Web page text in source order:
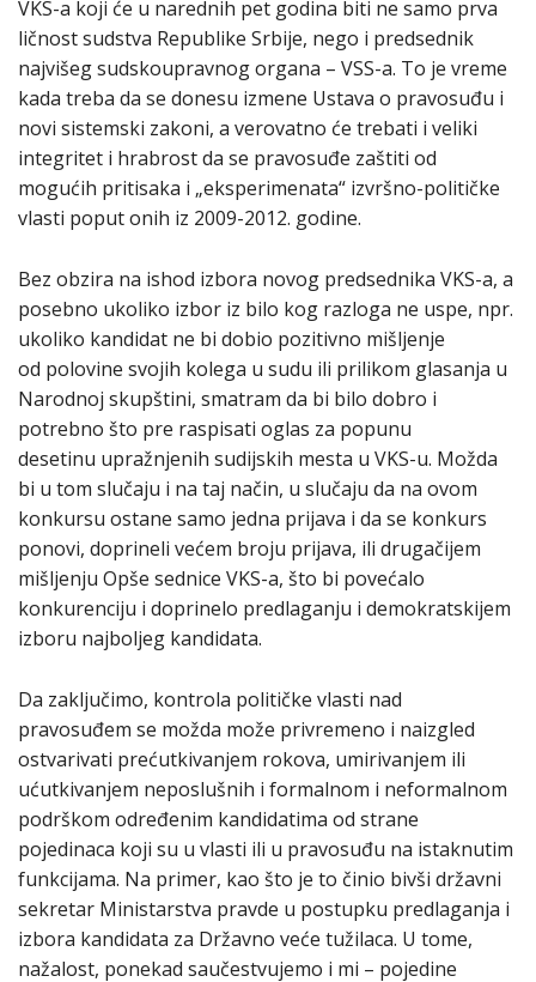
VKS-a koji će u narednih pet godina biti ne samo prva
ličnost sudstva Republike Srbije, nego i predsednik
najvišeg sudskoupravnog organa – VSS-a. To je vreme
kada treba da se donesu izmene Ustava o pravosuđu i
novi sistemski zakoni, a verovatno će trebati i veliki
integritet i hrabrost da se pravosuđe zaštiti od
mogućih pritisaka i „eksperimenata“ izvršno-političke
vlasti poput onih iz 2009-2012. godine.
Bez obzira na ishod izbora novog predsednika VKS-a, a
posebno ukoliko izbor iz bilo kog razloga ne uspe, npr.
ukoliko kandidat ne bi dobio pozitivno mišljenje
od polovine svojih kolega u sudu ili prilikom glasanja u
Narodnoj skupštini, smatram da bi bilo dobro i
potrebno što pre raspisati oglas za popunu
desetinu upražnjenih sudijskih mesta u VKS-u. Možda
bi u tom slučaju i na taj način, u slučaju da na ovom
konkursu ostane samo jedna prijava i da se konkurs
ponovi, doprineli većem broju prijava, ili drugačijem
mišljenju Opše sednice VKS-a, što bi povećalo
konkurenciju i doprinelo predlaganju i demokratskijem
izboru najboljeg kandidata.
Da zaključimo, kontrola političke vlasti nad
pravosuđem se možda može privremeno i naizgled
ostvarivati prećutkivanjem rokova, umirivanjem ili
ućutkivanjem neposlušnih i formalnom i neformalnom
podrškom određenim kandidatima od strane
pojedinaca koji su u vlasti ili u pravosuđu na istaknutim
funkcijama. Na primer, kao što je to činio bivši državni
sekretar Ministarstva pravde u postupku predlaganja i
izbora kandidata za Državno veće tužilaca. U tome,
nažalost, ponekad saučestvujemo i mi – pojedine